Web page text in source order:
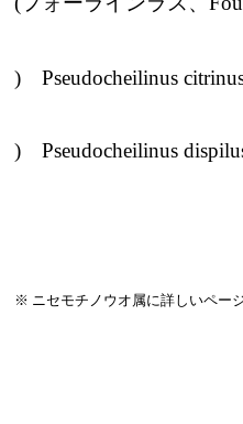
) Pseudocheilinus
) Pseudocheilinus
※ ニセモチノウオ属に詳しいペー